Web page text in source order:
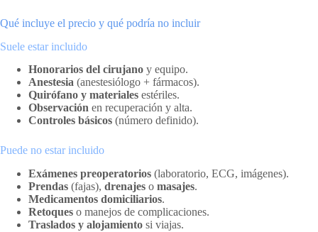
Qué incluye el precio y qué podría no incluir
Suele estar incluido
Honorarios del cirujano y equipo.
Anestesia (anestesiólogo + fármacos).
Quirófano y materiales estériles.
Observación en recuperación y alta.
Controles básicos (número definido).
Puede no estar incluido
Exámenes preoperatorios (laboratorio, ECG, imágenes).
Prendas (fajas), drenajes o masajes.
Medicamentos domiciliarios.
Retoques o manejos de complicaciones.
Traslados y alojamiento si viajas.